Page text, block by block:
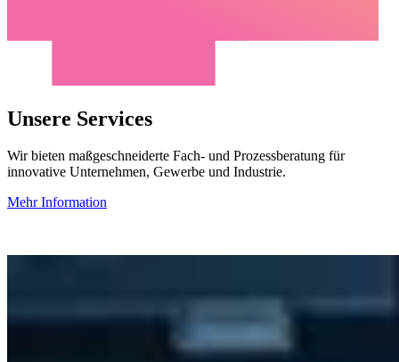
Unsere Services
Wir bieten maßgeschneiderte Fach- und Prozessberatung für
innovative Unternehmen, Gewerbe und Industrie.
Mehr Information